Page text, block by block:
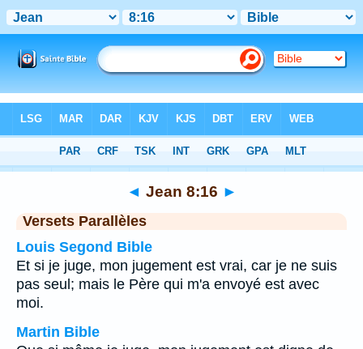
Chapitre 8> Verset 16
◄ Jean 8:16 ►
Versets Parallèles
Louis Segond Bible
Et si je juge, mon jugement est vrai, car je ne suis
pas seul; mais le Père qui m'a envoyé est avec
moi.
Martin Bible